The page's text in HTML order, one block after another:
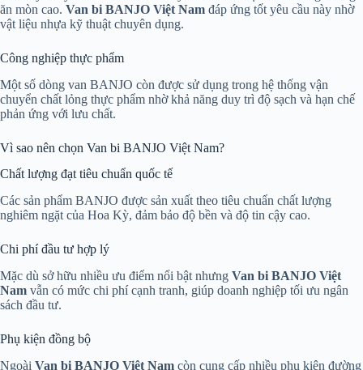
ăn mòn cao. Van bi BANJO Việt Nam đáp ứng tốt yêu cầu này nhờ
vật liệu nhựa kỹ thuật chuyên dụng.
Công nghiệp thực phẩm
Một số dòng van BANJO còn được sử dụng trong hệ thống vận
chuyển chất lỏng thực phẩm nhờ khả năng duy trì độ sạch và hạn chế
phản ứng với lưu chất.
Vì sao nên chọn Van bi BANJO Việt Nam?
Chất lượng đạt tiêu chuẩn quốc tế
Các sản phẩm BANJO được sản xuất theo tiêu chuẩn chất lượng
nghiêm ngặt của Hoa Kỳ, đảm bảo độ bền và độ tin cậy cao.
Chi phí đầu tư hợp lý
Mặc dù sở hữu nhiều ưu điểm nổi bật nhưng Van bi BANJO Việt
Nam vẫn có mức chi phí cạnh tranh, giúp doanh nghiệp tối ưu ngân
sách đầu tư.
Phụ kiện đồng bộ
Ngoài Van bi BANJO Việt Nam còn cung cấp nhiều phụ kiện đường